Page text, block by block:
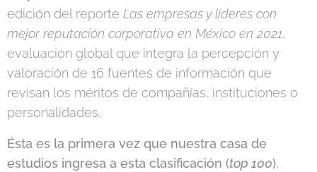
edición del reporte Las empresas y líderes con
mejor reputación corporativa en México en 2021,
evaluación global que integra la percepción y
valoración de 16 fuentes de información que
revisan los méritos de compañías, instituciones o
personalidades.
Ésta es la primera vez que nuestra casa de
estudios ingresa a esta clasificación (top 100),